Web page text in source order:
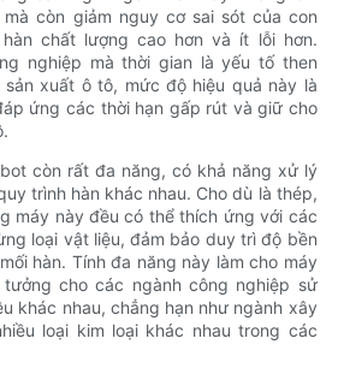
còn giảm nguy cơ sai sót của con
chất lượng cao hơn và ít lỗi hơn.
nghiệp mà thời gian là yếu tố then
xuất ô tô, mức độ hiệu quả này là
ứng các thời hạn gấp rút và giữ cho
còn rất đa năng, có khả năng xử lý
trình hàn khác nhau. Cho dù là thép,
máy này đều có thể thích ứng với các
loại vật liệu, đảm bảo duy trì độ bền
hàn. Tính đa năng này làm cho máy
cho các ngành công nghiệp sử
khác nhau, chẳng hạn như ngành xây
loại kim loại khác nhau trong các